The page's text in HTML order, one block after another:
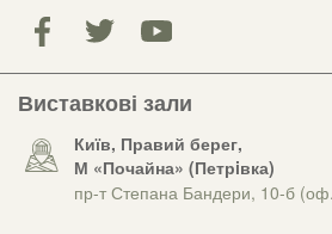
Виставкові зали
Київ, Правий берег,
М «Почайна» (Петрiвка)
пр-т Степана Бандери, 10-б